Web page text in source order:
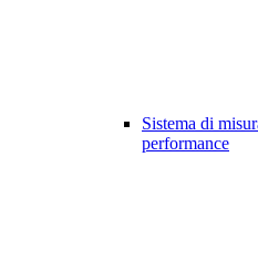
Sistema di
performance